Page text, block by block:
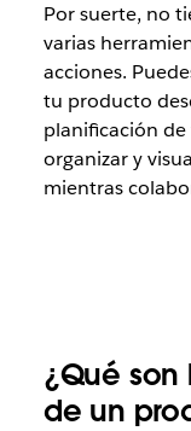
Por suerte, no
varias
acciones.
tu producto
planificación de
organizar y
mientras
¿Qué son
de un